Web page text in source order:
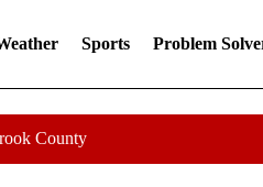
Sports Problem
County